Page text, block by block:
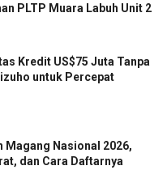
PLTP Muara Labuh Unit 2
Kredit US$75 Juta Tanpa
untuk Percepat
Magang Nasional 2026,
dan Cara Daftarnya